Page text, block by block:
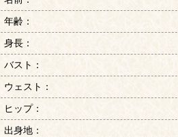
年齢：
身長：
バスト：
ウェスト：
ヒップ：
出身地：